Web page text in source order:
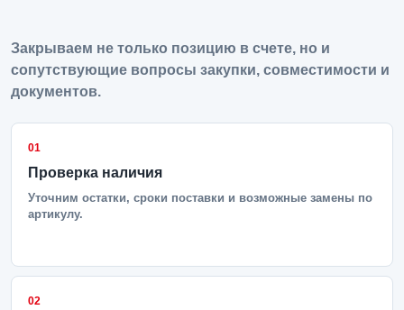
Закрываем не только позицию в счете, но и
сопутствующие вопросы закупки, совместимости и
документов.
01
Проверка наличия
Уточним остатки, сроки поставки и возможные замены по
артикулу.
02